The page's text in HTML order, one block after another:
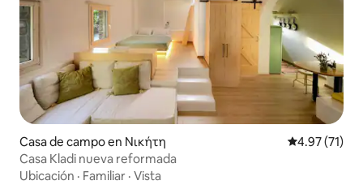
Casa de campo en Νικήτη Calificación
4.97 (71)
Casa Kladi nueva reformada
Ubicación · Familiar · Vista